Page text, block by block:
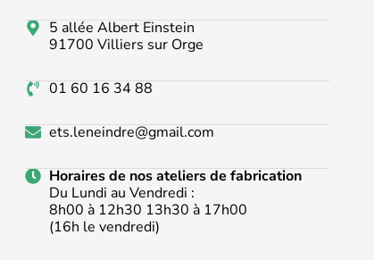
5 allée Albert Einstein
91700 Villiers sur Orge
01 60 16 34 88
ets.leneindre@gmail.com
Horaires de nos ateliers de fabrication
Du Lundi au Vendredi :
8h00 à 12h30 13h30 à 17h00
(16h le vendredi)